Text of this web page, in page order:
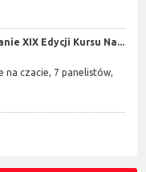
XIX Edycji Kursu Na...
na czacie, 7 panelistów,